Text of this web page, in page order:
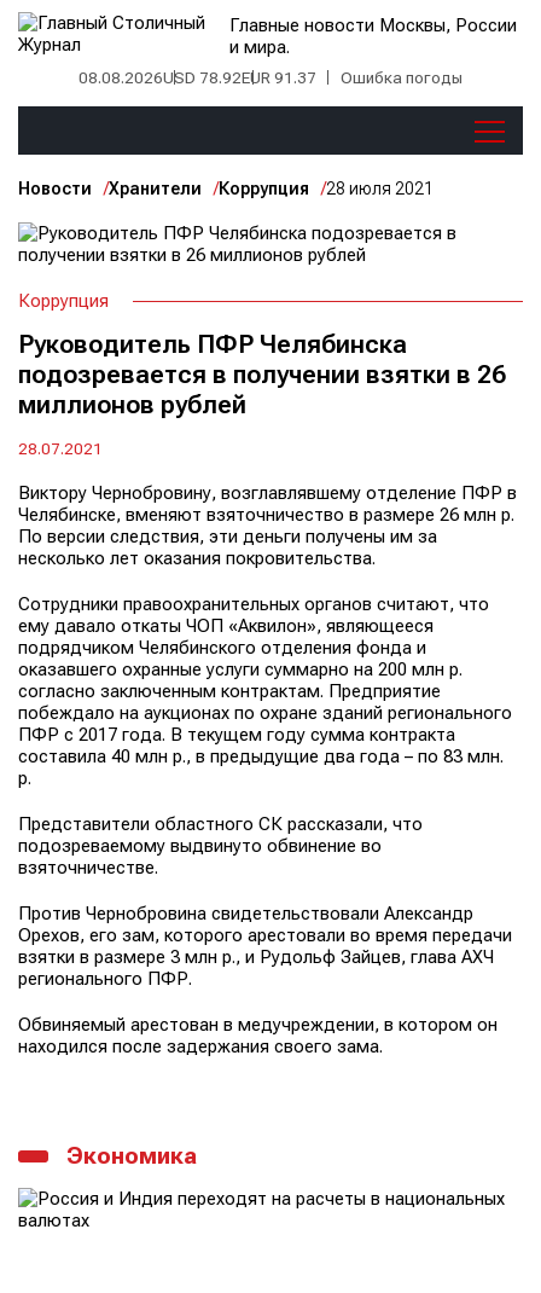
Главные новости Москвы, России
и мира.
08.08.2026USD 78.92EUR 91.37 Ошибка погоды
Новости Хранители Коррупция 28 июля 2021
Коррупция
Руководитель ПФР Челябинска
подозревается в получении взятки в 26
миллионов рублей
28.07.2021
Виктору Чернобровину, возглавлявшему отделение ПФР в
Челябинске, вменяют взяточничество в размере 26 млн р.
По версии следствия, эти деньги получены им за
несколько лет оказания покровительства.
Сотрудники правоохранительных органов считают, что
ему давало откаты ЧОП «Аквилон», являющееся
подрядчиком Челябинского отделения фонда и
оказавшего охранные услуги суммарно на 200 млн р.
согласно заключенным контрактам. Предприятие
побеждало на аукционах по охране зданий регионального
ПФР с 2017 года. В текущем году сумма контракта
составила 40 млн р., в предыдущие два года – по 83 млн.
р.
Представители областного СК рассказали, что
подозреваемому выдвинуто обвинение во
взяточничестве.
Против Чернобровина свидетельствовали Александр
Орехов, его зам, которого арестовали во время передачи
взятки в размере 3 млн р., и Рудольф Зайцев, глава АХЧ
регионального ПФР.
Обвиняемый арестован в медучреждении, в котором он
находился после задержания своего зама.
Экономика